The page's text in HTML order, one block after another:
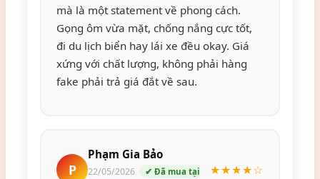
mà là một statement về phong cách.
Gọng ôm vừa mặt, chống nắng cực tốt,
đi du lịch biển hay lái xe đều okay. Giá
xứng với chất lượng, không phải hàng
fake phải trả giá đắt về sau.
P
Phạm Gia Bảo
22/05/2026
✔ Đã mua tại
★★★★☆